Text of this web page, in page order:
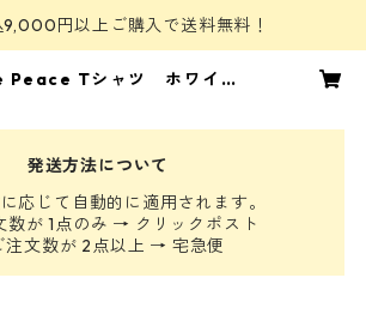
9,000円以上ご購入で送料無料！
Peace Tシャツ ホワイト×
発送方法について
応じて自動的に適用されます。
数が 1点のみ → クリックポスト
注文数が 2点以上 → 宅急便